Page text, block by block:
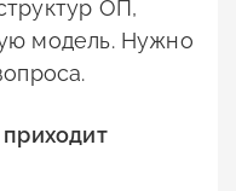
ОП,
модель. Нужно